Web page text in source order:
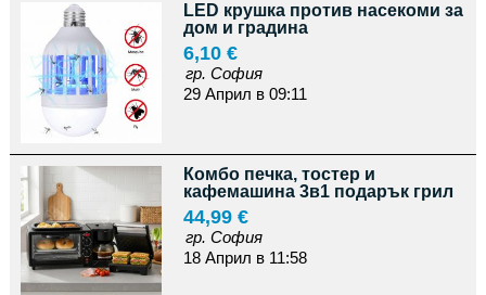
LED крушка против насекоми за
дом и градина
6,10 €
гр. София
29 Април в 09:11
Комбо печка, тостер и
кафемашина 3в1 подарък грил
44,99 €
гр. София
18 Април в 11:58